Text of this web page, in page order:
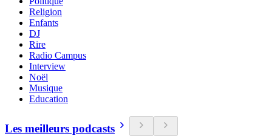
Religion
Enfants
DJ
Rire
Radio Campus
Interview
Noël
Musique
Education
Les meilleurs podcasts